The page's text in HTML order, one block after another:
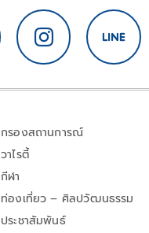
กรองสถานการณ์
วาไรตี้
กีฬา
ท่องเที่ยว – ศิลปวัฒนธรรม
ประชาสัมพันธ์